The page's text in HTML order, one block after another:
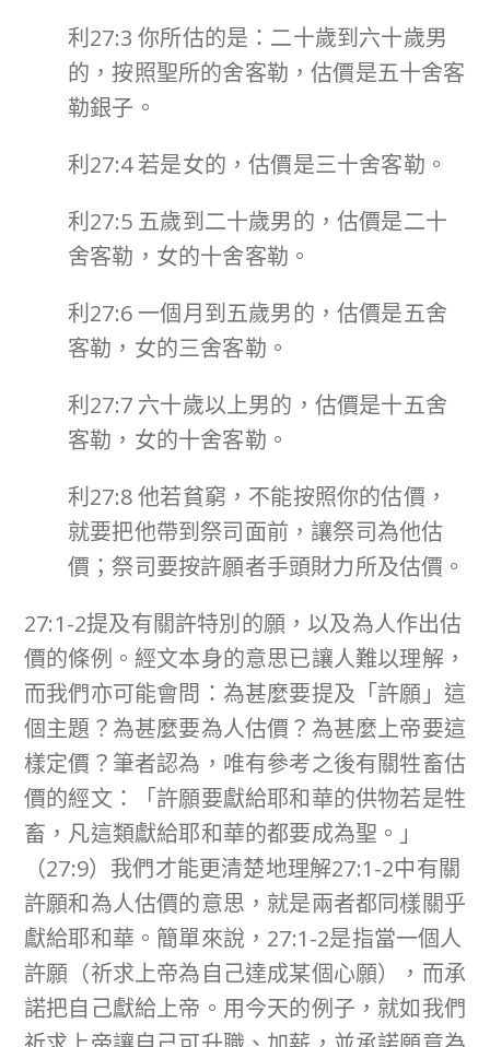
利27:3 你所估的是：二十歲到六十歲男
的，按照聖所的舍客勒，估價是五十舍客
勒銀子。
利27:4 若是女的，估價是三十舍客勒。
利27:5 五歲到二十歲男的，估價是二十
舍客勒，女的十舍客勒。
利27:6 一個月到五歲男的，估價是五舍
客勒，女的三舍客勒。
利27:7 六十歲以上男的，估價是十五舍
客勒，女的十舍客勒。
利27:8 他若貧窮，不能按照你的估價，
就要把他帶到祭司面前，讓祭司為他估
價；祭司要按許願者手頭財力所及估價。
27:1-2提及有關許特別的願，以及為人作出估
價的條例。經文本身的意思已讓人難以理解，
而我們亦可能會問：為甚麼要提及「許願」這
個主題？為甚麼要為人估價？為甚麼上帝要這
樣定價？筆者認為，唯有參考之後有關牲畜估
價的經文：「許願要獻給耶和華的供物若是牲
畜，凡這類獻給耶和華的都要成為聖。」
（27:9）我們才能更清楚地理解27:1-2中有關
許願和為人估價的意思，就是兩者都同樣關乎
獻給耶和華。簡單來說，27:1-2是指當一個人
許願（祈求上帝為自己達成某個心願），而承
諾把自己獻給上帝。用今天的例子，就如我們